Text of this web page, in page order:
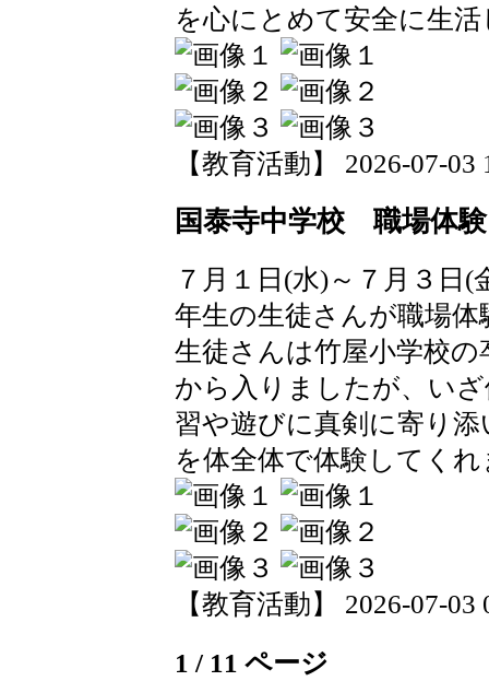
を心にとめて安全に生
【教育活動】 2026-07-03
国泰寺中学校 職場体験
７月１日(水)～７月３日
年生の生徒さんが職場
生徒さんは竹屋小学校
から入りましたが、い
習や遊びに真剣に寄り
を体全体で体験してく
【教育活動】 2026-07-03
1 / 11 ページ